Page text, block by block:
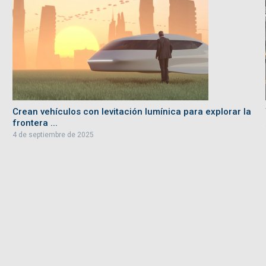
Crean vehículos con levitación lumínica para explorar la
frontera ...
4 de septiembre de 2025